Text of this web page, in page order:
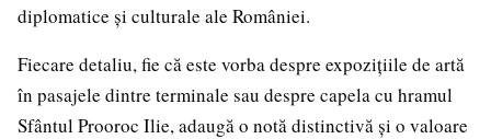
diplomatice și culturale ale României.
Fiecare detaliu, fie că este vorba despre expozițiile de artă
în pasajele dintre terminale sau despre capela cu hramul
Sfântul Prooroc Ilie, adaugă o notă distinctivă și o valoare